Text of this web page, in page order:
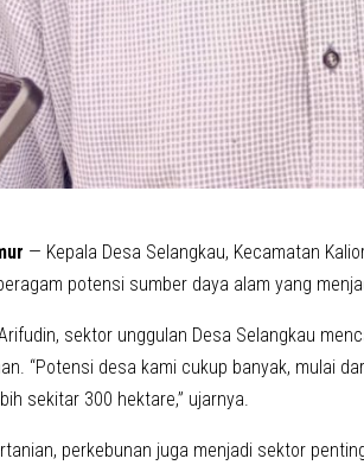
— Kepala Desa Selangkau, Kecamatan
potensi sumber daya alam yang
sektor unggulan Desa Selangkau
“Potensi desa kami cukup banyak, mulai
sekitar 300 hektare,” ujarnya.
perkebunan juga menjadi sektor